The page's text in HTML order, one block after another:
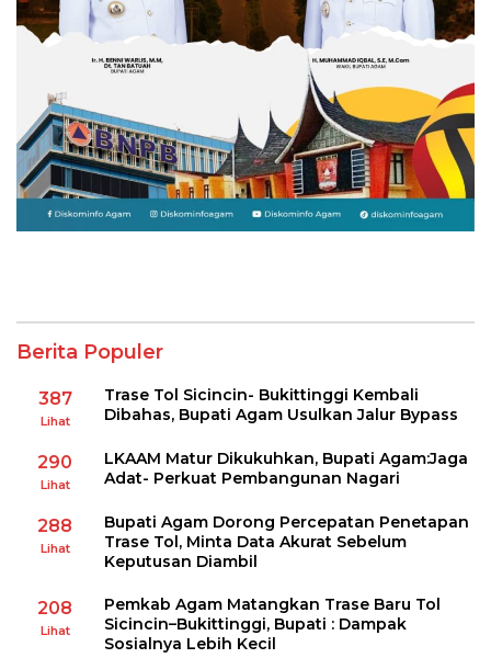
Berita Populer
387
Lihat
Trase Tol Sicincin- Bukittinggi Kembali
Dibahas, Bupati Agam Usulkan Jalur Bypass
290
Lihat
LKAAM Matur Dikukuhkan, Bupati Agam:Jaga
Adat- Perkuat Pembangunan Nagari
288
Lihat
Bupati Agam Dorong Percepatan Penetapan
Trase Tol, Minta Data Akurat Sebelum
Keputusan Diambil
208
Lihat
Pemkab Agam Matangkan Trase Baru Tol
Sicincin–Bukittinggi, Bupati : Dampak
Sosialnya Lebih Kecil